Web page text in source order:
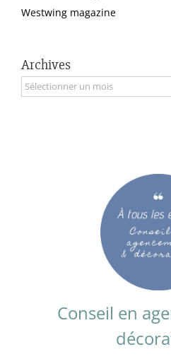
Westwing magazine
Archives
Archives
Conseil en